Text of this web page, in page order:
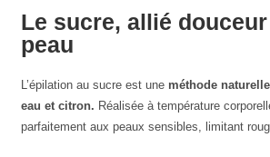
Le sucre, allié
peau
L’épilation au sucre est une méthode naturelle,
eau et citron. Réalisée à température
parfaitement aux peaux sensibles, limitant